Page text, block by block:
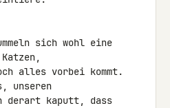
sich wohl eine
alles vorbei kommt.
unseren
derart kaputt, dass